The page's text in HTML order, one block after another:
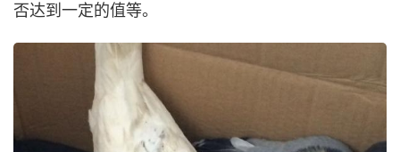
否达到一定的值等。